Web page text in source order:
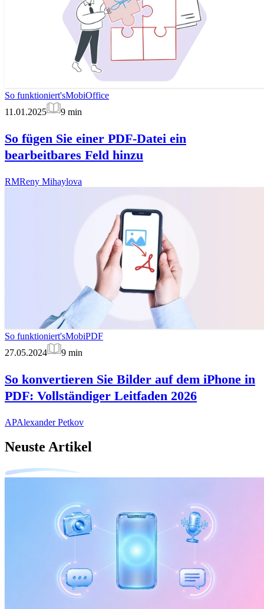
So funktioniert'sMobiOffice
11.01.2025
9 min
So fügen Sie einer PDF-Datei ein
bearbeitbares Feld hinzu
RMReny Mihaylova
So funktioniert'sMobiPDF
27.05.2024
9 min
So konvertieren Sie Bilder auf dem iPhone in
PDF: Vollständiger Leitfaden 2026
APAlexander Petkov
Neuste Artikel